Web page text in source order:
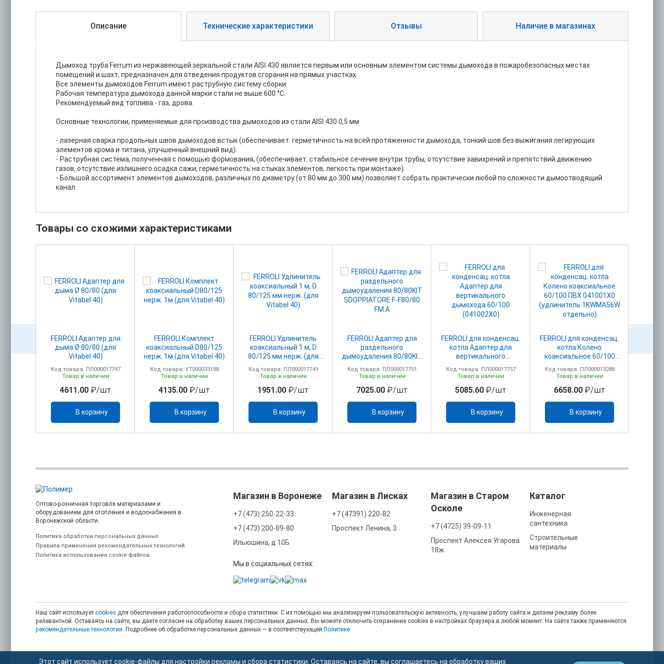
Описание Технические характеристики Отзывы Наличие в магазинах
Дымоход труба Ferrum из нержавеющей зеркальной стали AISI 430 является первым или основным элементом системы дымохода в пожаробезопасных местах
помещений и шахт, предназначен для отведения продуктов сгорания на прямых участках.
Все элементы дымоходов Ferrum имеют раструбную систему сборки.
Рабочая температура дымохода данной марки стали не выше 600 °С.
Рекомендуемый вид топлива - газ, дрова.
Основные технологии, применяемые для производства дымоходов из стали AISI 430 0,5 мм
- лазерная сварка продольных швов дымоходов встык (обеспечивает: герметичность на всей протяженности дымохода, тонкий шов без выжигания легирующих
элементов хрома и титана, улучшенный внешний вид).
- Раструбная система, полученная с помощью формования, (обеспечивает: стабильное сечение внутри трубы, отсутствие завихрений и препятствий движению
газов, отсутствие излишнего осадка сажи, герметичность на стыках элементов, легкость при монтаже).
- Большой ассортимент элементов дымоходов, различных по диаметру (от 80 мм до 300 мм) позволяет собрать практически любой по сложности дымоотводящий
канал.
Товары со схожими характеристиками
FERROLI Адаптер для
дыма Ø 80/80 (для
Vitabel 40)
Код товара: ПЛ000017747
Товар в наличии
4611.00 ₽/шт
В корзину
FERROLI Комплект
коаксиальный D80/125
нерж. 1м (для Vitabel 40)
Код товара: УТ000033188
Товар в наличии
4135.00 ₽/шт
В корзину
FERROLI Удлинитель
коаксиальный 1 м, D
80/125 мм нерж. (для
Код товара: ПЛ000017749
Товар в наличии
1951.00 ₽/шт
В корзину
FERROLI Адаптер для
раздельного
дымоудаления 80/80KIT
FM.A
Код товара: ПЛ000017751
Товар в наличии
7025.00 ₽/шт
В корзину
FERROLI для конденсац.
котла Адаптер для
вертикального
(041002X0)
Код товара: ПЛ000017757
Товар в наличии
5085.60 ₽/шт
В корзину
FERROLI для конденсац.
котла Колено
коаксиальное 60/100
(удлинитель 1KWMA56W
Код товара: ПЛ000013288
Товар в наличии
6658.00 ₽/шт
В корзину
Оптово-розничная торговля материалами и
оборудованием для отопления и водоснабжения в
Воронежской области.
Политика обработки персональных данных
Правила применения рекомендательных технологий
Политика использования cookie-файлов
Магазин в Воронеже
+7 (473) 250-22-33
+7 (473) 200-89-80
Ильюшина, д.10Б
Мы в социальных сетях:
Магазин в Лисках
+7 (47391) 220-82
Проспект Ленина, 3
Магазин в Старом
Осколе
+7 (4725) 39-09-11
Проспект Алексея Угарова
18ж
Каталог
Инженерная
сантехника
Строительные
материалы
Наш сайт использует cookies для обеспечения работоспособности и сбора статистики. С их помощью мы анализируем пользовательскую активность, улучшаем работу сайта и делаем рекламу более
релевантной. Оставаясь на сайте, вы даете согласие на обработку ваших персональных данных. Вы можете отключить сохранение cookies в настройках браузера в любой момент. На сайте также применяются
рекомендательные технологии . Подробнее об обработке персональных данных — в соответствующей Политике
© 2006 — 2026. Полимер.
Этот сайт использует cookie-файлы для настройки рекламы и сбора статистики. Оставаясь на сайте, вы соглашаетесь на обработку ваших